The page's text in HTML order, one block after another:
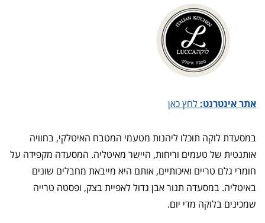
אתר אינטרנט: לחץ כאן
במסעדת לוקה תוכלו ליהנות מטעמי המטבח האיטלקי, בחוויה
אותנטית של טעמים וריחות, היישר מאיטליה. המסעדה מקפידה על
חומרי גלם טריים ואיכותיים, אותם היא מייבאת מחבלים שונים
באיטליה. במסעדה תנור אבן גדול לאפיית בצק, ופסטה טרייה
שמכינים בלוקה מדי יום.